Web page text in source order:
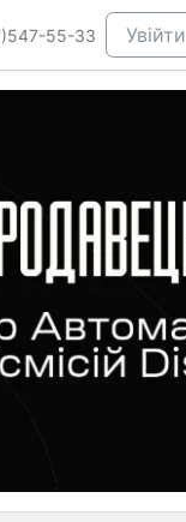
55-33 Увійти